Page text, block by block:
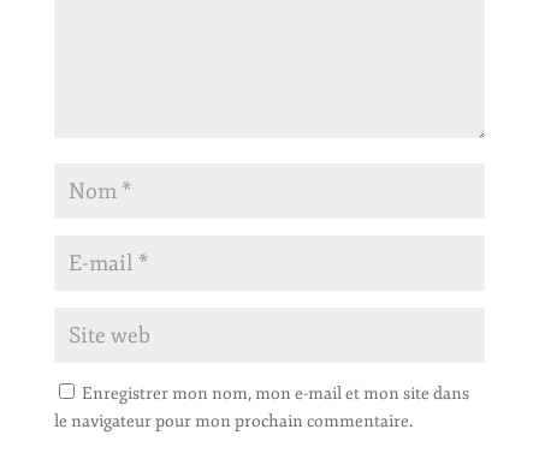
Enregistrer mon nom, mon e-mail et mon site dans
le navigateur pour mon prochain commentaire.